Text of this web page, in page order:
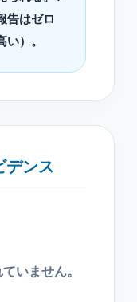
告はゼロ
）。
デンス
いません。